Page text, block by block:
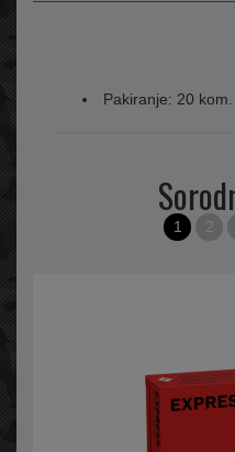
Pakiranje: 20 kom.
1 2